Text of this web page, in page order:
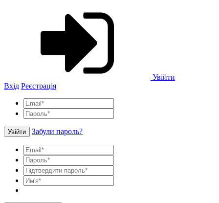
Увійти
Вхід Реєстрація
Увійти Забули пароль?